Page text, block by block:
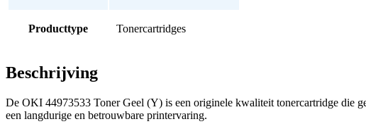
Producttype Tonercartridges
Beschrijving
De OKI 44973533 Toner Geel (Y) is een originele kwaliteit tonercartridge die
een langdurige en betrouwbare printervaring.